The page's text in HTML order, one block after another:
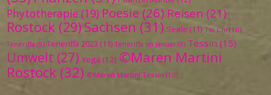
Phytotherapie (19) Poesie (26) Reisen (21)
Rostock (29) Sachsen (31) Seele (11) Tai Chi (10)
Teneriffa (9) Teneriffa 2023 (11) Teneriffa im Januar (9) Tessin (15)
Umwelt (27) Yoga (12) ©Maren Martini
Rostock (32) ©Maren Martini Tessin (10)